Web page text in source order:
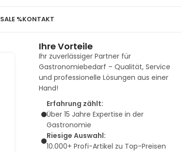
SALE %KONTAKT
Ihre Vorteile
Ihr zuverlässiger Partner für
Gastronomiebedarf – Qualität, Service
und professionelle Lösungen aus einer
Hand!
Erfahrung zählt:
Über 15 Jahre Expertise in der
Gastronomie
Riesige Auswahl:
10.000+ Profi-Artikel zu Top-Preisen